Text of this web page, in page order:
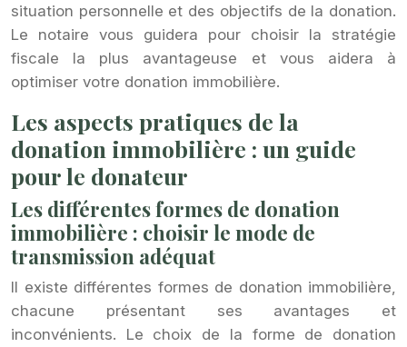
situation personnelle et des objectifs de la donation.
Le notaire vous guidera pour choisir la stratégie
fiscale la plus avantageuse et vous aidera à
optimiser votre donation immobilière.
Les aspects pratiques de la
donation immobilière : un guide
pour le donateur
Les différentes formes de donation
immobilière : choisir le mode de
transmission adéquat
Il existe différentes formes de donation immobilière,
chacune présentant ses avantages et
inconvénients. Le choix de la forme de donation